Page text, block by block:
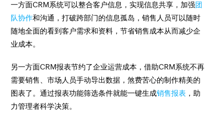
一方面CRM系统可以整合客户信息，实现信息共享，加强团
队协作和沟通，打破跨部门的信息孤岛，销售人员可以随时
随地全面的看到客户需求和资料，节省销售成本从而减少企
业成本。
另一方面CRM报表节约了企业运营成本，借助CRM系统不再
需要销售、市场人员手动导出数据，煞费苦心的制作精美的
图表了。通过报表功能筛选条件就能一键生成销售报表 ，助
力管理者科学决策。